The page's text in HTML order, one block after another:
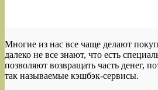
Многие из нас все чаще делают
далеко не все знают, что есть
позволяют возвращать часть денег,
так называемые кэшбэк-сервисы.